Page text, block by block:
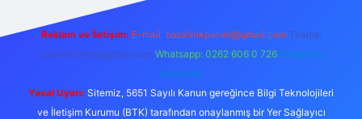
Reklam ve İletişim: E-mail: backlinkpaneli@gmail.com Teams:
forumhizmeti@gmail.com Whatsapp: 0262 606 0 726 Telegram:
@karabul
Yasal Uyarı: Sitemiz, 5651 Sayılı Kanun gereğince Bilgi Teknolojileri
ve İletişim Kurumu (BTK) tarafından onaylanmış bir Yer Sağlayıcı